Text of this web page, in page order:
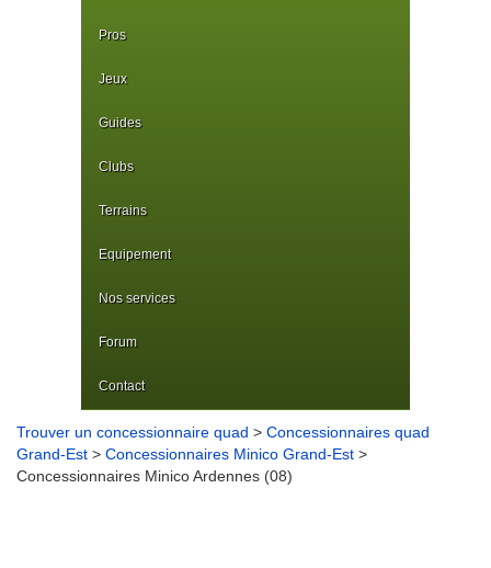
Pros
Jeux
Guides
Clubs
Terrains
Equipement
Nos services
Forum
Contact
Trouver un concessionnaire quad > Concessionnaires quad
Grand-Est > Concessionnaires Minico Grand-Est >
Concessionnaires Minico Ardennes (08)